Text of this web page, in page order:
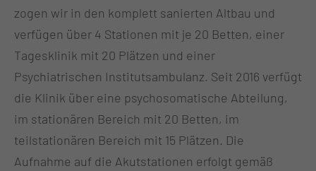
zogen wir in den komplett sanierten Altbau und
verfügen über 4 Stationen mit je 20 Betten, einer
Tagesklinik mit 20 Plätzen und einer
Psychiatrischen Institutsambulanz. Seit 2016 verfügt
die Klinik über eine psychosomatische Abteilung,
im stationären Bereich mit 20 Betten, im
teilstationären Bereich mit 15 Plätzen. Die
Aufnahme auf die Akutstationen erfolgt gemäß